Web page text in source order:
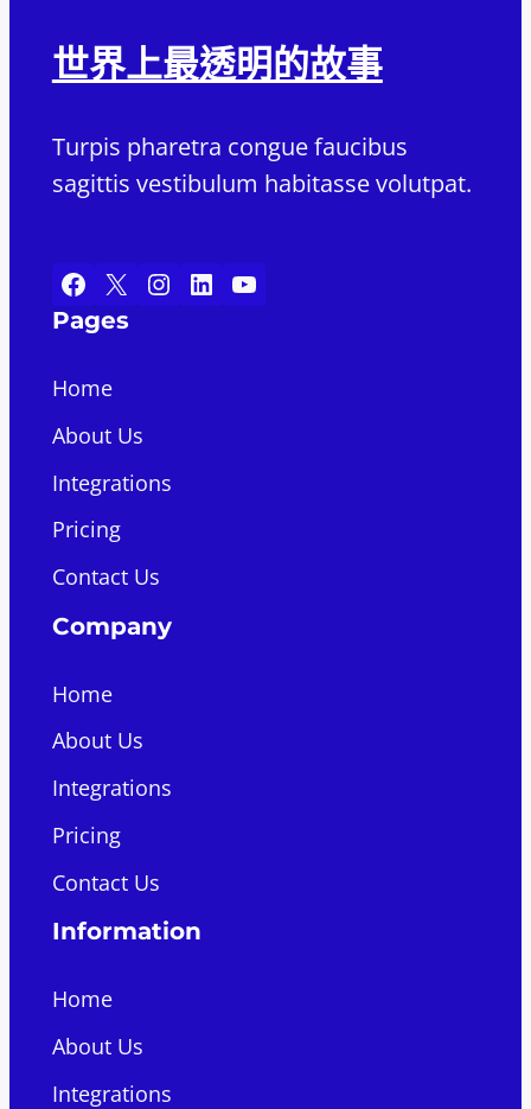
世界上最透明的故事
Turpis pharetra congue faucibus
sagittis vestibulum habitasse volutpat.
Facebook X Instagram LinkedIn YouTube
Pages
Home
About Us
Integrations
Pricing
Contact Us
Company
Home
About Us
Integrations
Pricing
Contact Us
Information
Home
About Us
Integrations